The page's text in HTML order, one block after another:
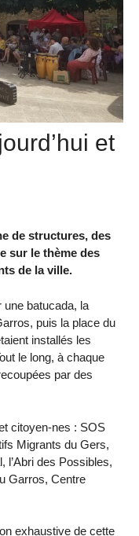
et
de structures, des
sur le thème des
de la ville.
une batucada, la
puis la place du
installés les
le long, à chaque
par des
citoyen-nes : SOS
Migrants du Gers,
l’Abri des Possibles,
Garros, Centre
exhaustive de cette